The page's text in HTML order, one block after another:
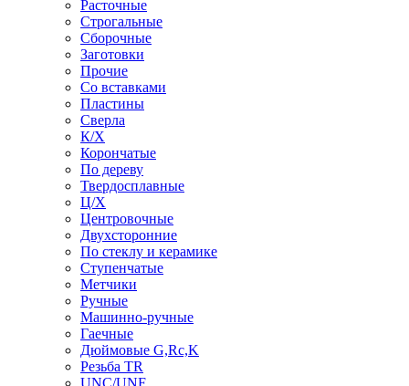
Расточные
Строгальные
Сборочные
Заготовки
Прочие
Со вставками
Пластины
Сверла
К/Х
Корончатые
По дереву
Твердосплавные
Ц/Х
Центровочные
Двухсторонние
По стеклу и керамике
Ступенчатые
Метчики
Ручные
Машинно-ручные
Гаечные
Дюймовые G,Rc,K
Резьба TR
UNC/UNF